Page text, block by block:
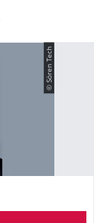
© Sören Tech